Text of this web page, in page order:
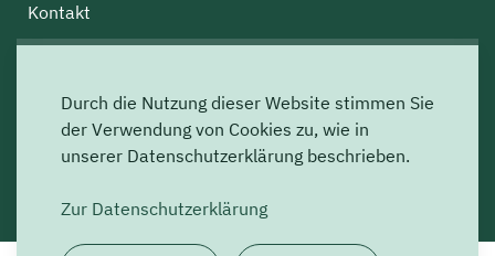
Kontakt
Impressum
Durch die Nutzung dieser Website stimmen Sie
der Verwendung von Cookies zu, wie in
unserer Datenschutzerklärung beschrieben.
Zur Datenschutzerklärung